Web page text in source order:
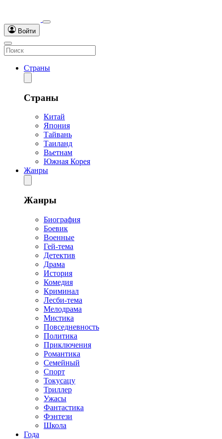
Войти
Страны
Страны
Китай
Япония
Тайвань
Таиланд
Вьетнам
Южная Корея
Жанры
Жанры
Биография
Боевик
Военные
Гей-тема
Детектив
Драма
История
Комедия
Криминал
Лесби-тема
Мелодрама
Мистика
Повседневность
Политика
Приключения
Романтика
Семейный
Спорт
Токусацу
Триллер
Ужасы
Фантастика
Фэнтези
Школа
Года